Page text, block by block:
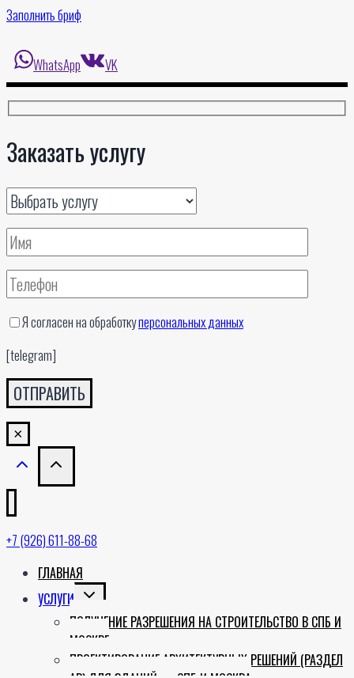
Заполнить бриф
WhatsApp VK
Заказать услугу
Я согласен на обработкуперсональных данных
[telegram]
×
+7 (926) 611-88-68
ГЛАВНАЯ
УСЛУГИ TOGGLE
MENU
ПОЛУЧЕНИЕ РАЗРЕШЕНИЯ НА СТРОИТЕЛЬСТВО В СПБ И
МОСКВЕ
ПРОЕКТИРОВАНИЕ АРХИТЕКТУРНЫХ РЕШЕНИЙ (РАЗДЕЛ